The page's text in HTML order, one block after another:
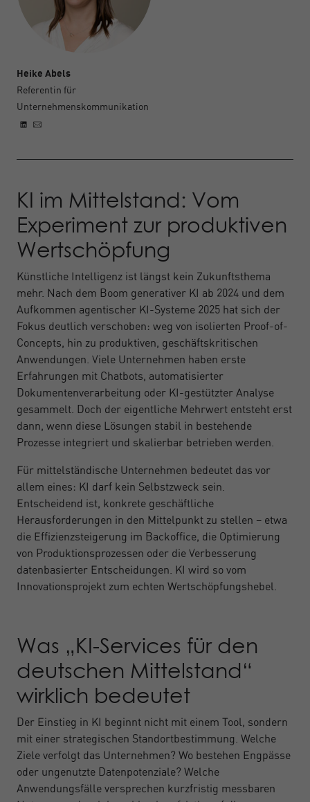
Heike Abels
Referentin für
Unternehmenskommunikation
KI im Mittelstand: Vom
Experiment zur produktiven
Wertschöpfung
Künstliche Intelligenz ist längst kein Zukunftsthema
mehr. Nach dem Boom generativer KI ab 2024 und dem
Aufkommen agentischer KI-Systeme 2025 hat sich der
Fokus deutlich verschoben: weg von isolierten Proof-of-
Concepts, hin zu produktiven, geschäftskritischen
Anwendungen. Viele Unternehmen haben erste
Erfahrungen mit Chatbots, automatisierter
Dokumentenverarbeitung oder KI-gestützter Analyse
gesammelt. Doch der eigentliche Mehrwert entsteht erst
dann, wenn diese Lösungen stabil in bestehende
Prozesse integriert und skalierbar betrieben werden.
Für mittelständische Unternehmen bedeutet das vor
allem eines: KI darf kein Selbstzweck sein.
Entscheidend ist, konkrete geschäftliche
Herausforderungen in den Mittelpunkt zu stellen – etwa
die Effizienzsteigerung im Backoffice, die Optimierung
von Produktionsprozessen oder die Verbesserung
datenbasierter Entscheidungen. KI wird so vom
Innovationsprojekt zum echten Wertschöpfungshebel.
Was „KI-Services für den
deutschen Mittelstand“
wirklich bedeutet
Der Einstieg in KI beginnt nicht mit einem Tool, sondern
mit einer strategischen Standortbestimmung. Welche
Ziele verfolgt das Unternehmen? Wo bestehen Engpässe
oder ungenutzte Datenpotenziale? Welche
Anwendungsfälle versprechen kurzfristig messbaren